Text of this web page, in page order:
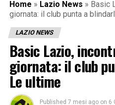
Home » Lazio News » Basic
giornata: il club punta a
LAZIO NEWS
Basic Lazio,
giornata: il club
Le ultime
Published 7 mesi ago on 6